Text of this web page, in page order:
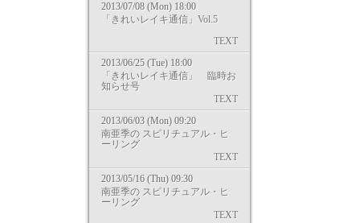
2013/07/08 (Mon) 18:00
「きれいレイキ通信」Vol.5
TEXT
2013/06/25 (Tue) 18:00
「きれいレイキ通信」 臨時お
知らせ号
TEXT
2013/06/03 (Mon) 09:20
南亜季の スピリチュアル・ヒ
ーリング
TEXT
2013/05/16 (Thu) 09:30
南亜季の スピリチュアル・ヒ
ーリング
TEXT